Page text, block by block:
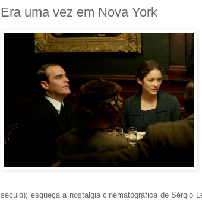
Era uma vez em Nova York
século); esqueça a nostalgia cinematográfica de Sérgio